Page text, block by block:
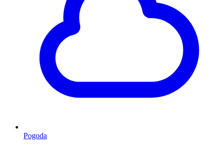
Pogoda